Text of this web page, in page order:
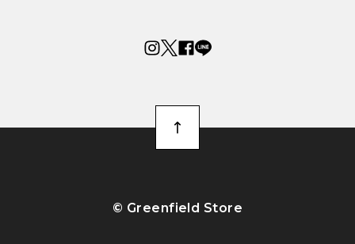
©︎ Greenfield Store